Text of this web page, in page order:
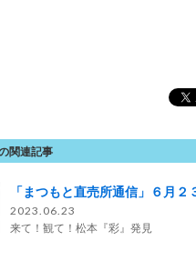
関連記事
「まつもと直売所通信」６月２
2023.06.23
来て！観て！松本『彩』発見